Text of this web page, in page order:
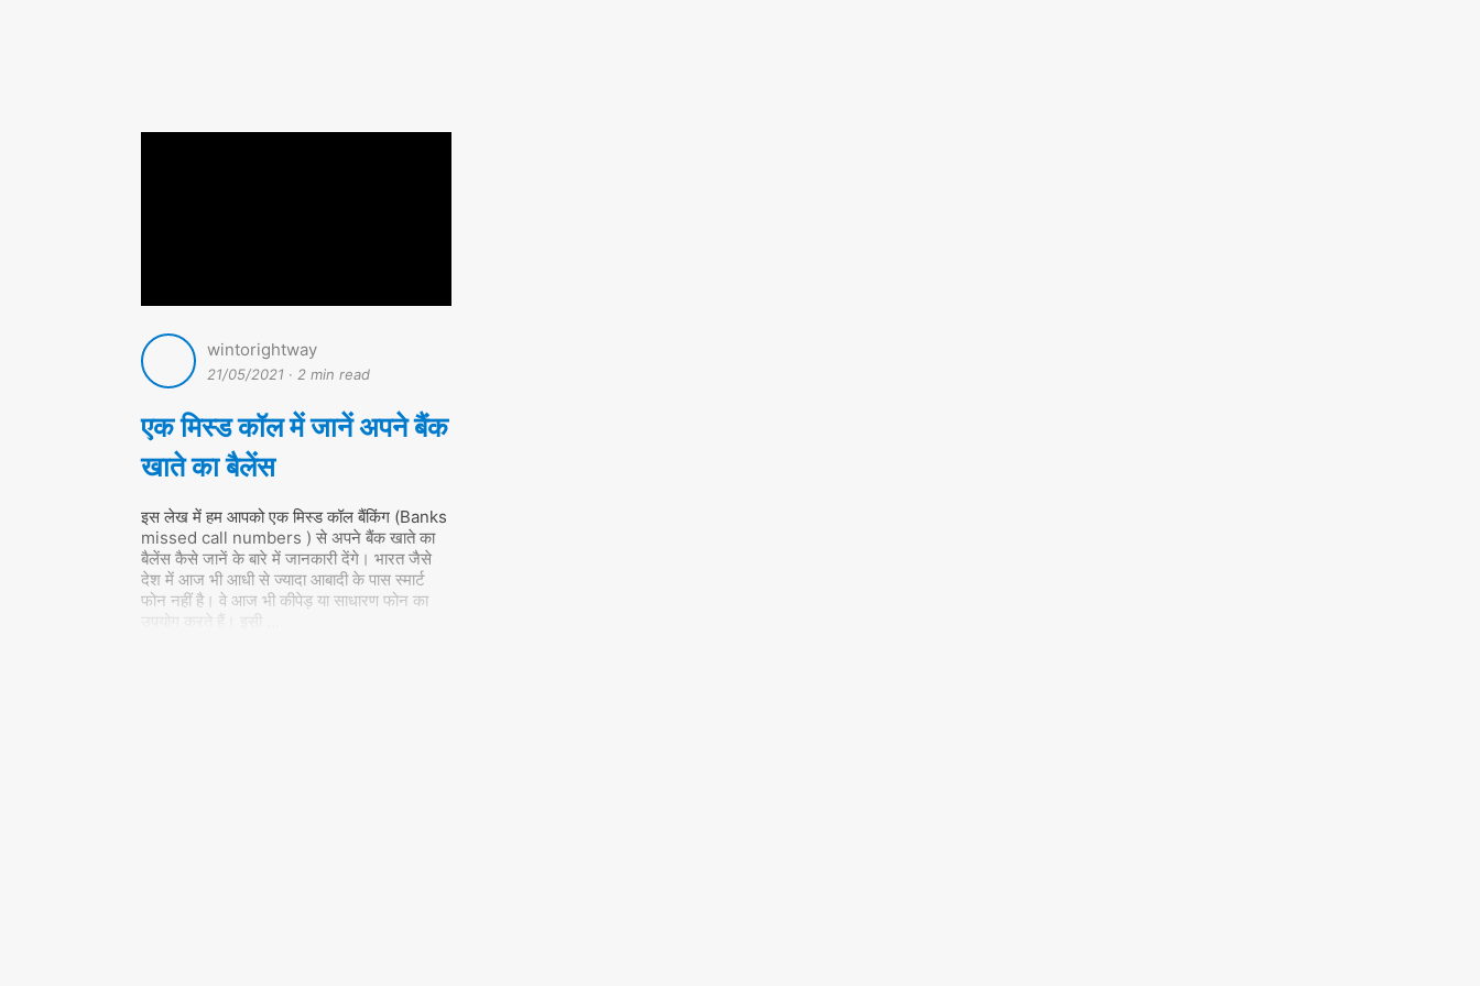
wintorightway
21/05/2021 · 2 min read
एक मिस्ड कॉल में जानें अपने बैंक
खाते का बैलेंस
इस लेख में हम आपको एक मिस्ड कॉल बैंकिंग (Banks
missed call numbers ) से अपने बैंक खाते का
बैलेंस कैसे जानें के बारे में जानकारी देंगे। भारत जैसे
देश में आज भी आधी से ज्यादा आबादी के पास स्मार्ट
फोन नहीं है। वे आज भी कीपेड़ या साधारण फोन का
उपयोग करते हैं। इसी